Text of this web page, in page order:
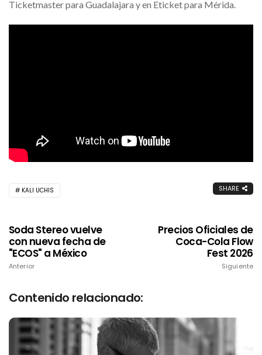
Ticketmaster para Guadalajara y en Eticket para Mérida.
KALI UCHIS SHARE
Soda Stereo vuelve
con nueva fecha de
"ECOS" a México
Anterior
Precios Oficiales de
Coca-Cola Flow
Fest 2026
Siguiente
Contenido relacionado: